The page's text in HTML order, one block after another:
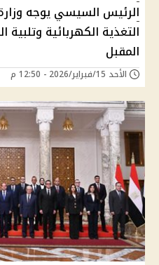
الرئيس السيسي يوجه
التغذية الكهربائية
المقبل
الأحد 15/فبراير/2026 - 12:50 م